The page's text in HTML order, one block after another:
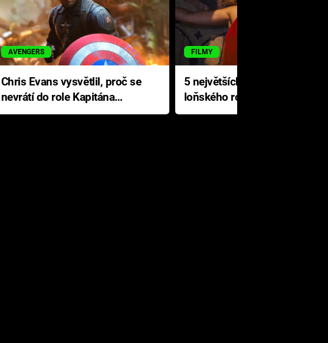
AVENGERS
Chris Evans vysvětlil, proč se
nevrátí do role Kapitána
Ameriky
FILMY
5 největších propadáků
loňského roku: Disney na
jediné katastrofě prodělal 200